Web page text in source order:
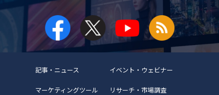
記事・ニュース イベント・ウェビナー
マーケティングツール リサーチ・市場調査